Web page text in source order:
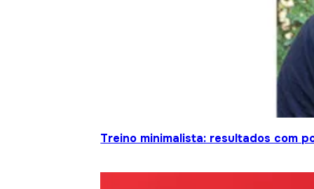
Treino minimalista: resultados com